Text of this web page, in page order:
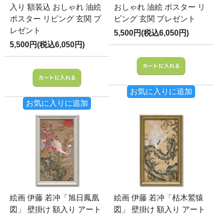
入り 額装込 おしゃれ 油絵
ポスター リビング 玄関 プ
レゼント
5,500円(税込6,050円)
お気に入りに追加
おしゃれ 油絵 ポスター リ
ビング 玄関 プレゼント
5,500円(税込6,050円)
お気に入りに追加
絵画 伊藤 若冲「旭日鳳凰
図」 壁掛け 額入り アート
絵画 伊藤 若冲「枯木鷲猿
図」 壁掛け 額入り アート